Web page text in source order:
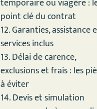
point clé du contrat
12. Garanties, assistance
services inclus
13. Délai de carence,
exclusions et frais : les
à éviter
14. Devis et simulation